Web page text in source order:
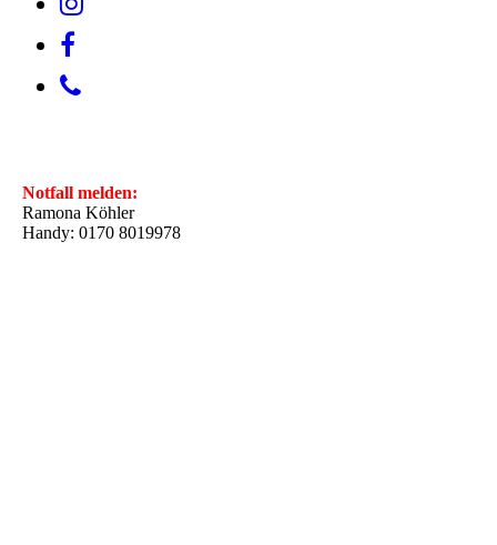
Notfall melden:
Ramona Köhler
Handy: 0170 8019978